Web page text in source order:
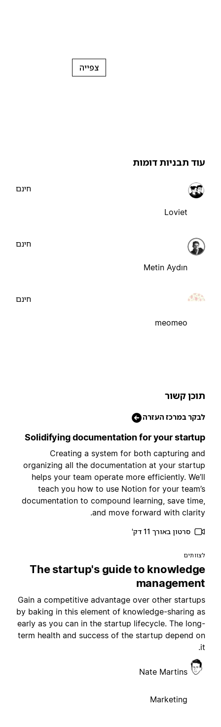
צפייה
תבניות דומות
Loviet
Metin Aydın
meomeo
קשור
במרכז העזרה
Solidifying documentation for your
Creating a system for both capturing
organizing all the documentation at your
helps your team operate more efficiently.
teach you how to use Notion for your
documentation to compound learning, save
and move forward with
סרטון באורך 11 דק'
The startup's guide to
Gain a competitive advantage over other
by baking in this element of knowledge-sharing
early as you can in the startup lifecycle. The
term health and success of the startup depend
Nate Martins
Marketing